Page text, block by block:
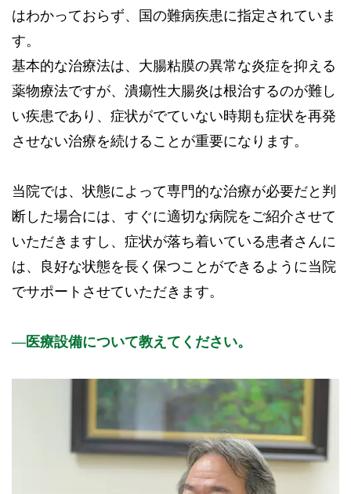
はわかっておらず、国の難病疾患に指定されていま
す。
基本的な治療法は、大腸粘膜の異常な炎症を抑える
薬物療法ですが、潰瘍性大腸炎は根治するのが難し
い疾患であり、症状がでていない時期も症状を再発
させない治療を続けることが重要になります。
当院では、状態によって専門的な治療が必要だと判
断した場合には、すぐに適切な病院をご紹介させて
いただきますし、症状が落ち着いている患者さんに
は、良好な状態を長く保つことができるように当院
でサポートさせていただきます。
医療設備について教えてください。